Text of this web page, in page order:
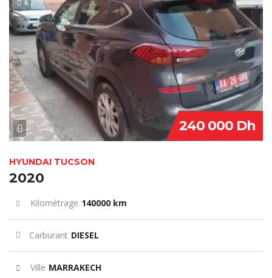
6
240 000 Dh
HYUNDAI TUCSON
2020
Kilométrage 140000 km
Carburant DIESEL
Ville MARRAKECH